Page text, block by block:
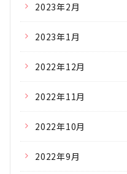
2023年2月
2023年1月
2022年12月
2022年11月
2022年10月
2022年9月